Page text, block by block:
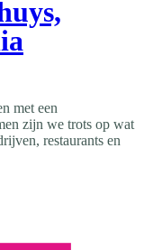
met een
zijn we trots op wat
restaurants en